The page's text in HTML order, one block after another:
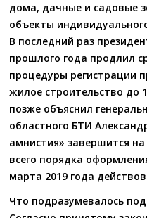
дома, дачные и садовые
объекты
В последний раз
прошлого года продлил
процедуры регистрации
жилое строительство до
позже объяснил
областного БТИ
амнистия» завершится
всего порядка
марта 2019 года
Что подразумевалось